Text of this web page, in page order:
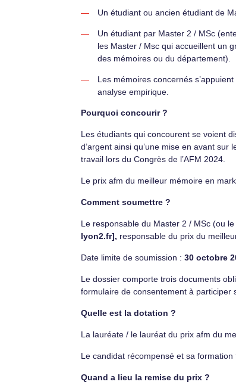
Un étudiant ou ancien étudiant de
Un étudiant par Master 2 / MSc
les Master / Msc qui accueillent un
des mémoires ou du département).
Les mémoires concernés
analyse empirique.
Pourquoi concourir ?
Les étudiants qui concourent se voient
d’argent ainsi qu’une mise en avant
travail lors du Congrès de l’AFM 2024.
Le prix afm du meilleur mémoire en
Comment soumettre ?
Le responsable du Master 2 / MSc (ou
lyon2.fr], responsable du prix du
Date limite de soumission :30 octobre
Le dossier comporte trois documents
formulaire de consentement à participer
Quelle est la dotation ?
La lauréate / le lauréat du prix afm du
Le candidat récompensé et sa formation
Quand a lieu la remise du prix ?